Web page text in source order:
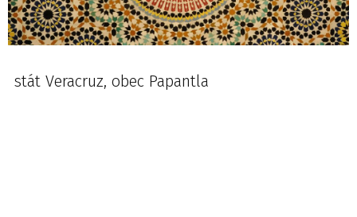
stát Veracruz, obec Papantla